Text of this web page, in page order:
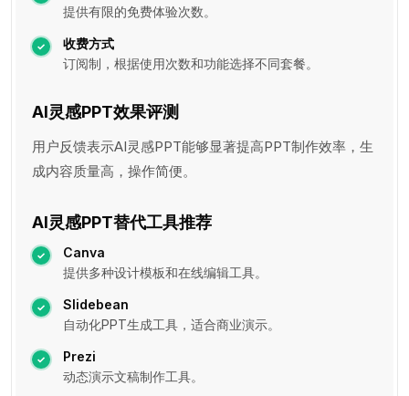
提供有限的免费体验次数。
收费方式
订阅制，根据使用次数和功能选择不同套餐。
AI灵感PPT效果评测
用户反馈表示AI灵感PPT能够显著提高PPT制作效率，生
成内容质量高，操作简便。
AI灵感PPT替代工具推荐
Canva
提供多种设计模板和在线编辑工具。
Slidebean
自动化PPT生成工具，适合商业演示。
Prezi
动态演示文稿制作工具。